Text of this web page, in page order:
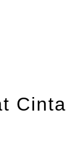
Cinta